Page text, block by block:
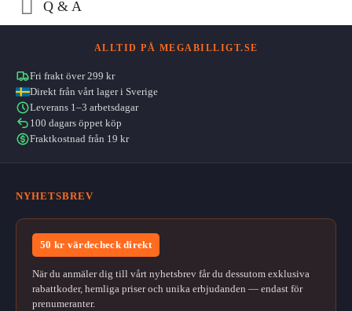
Q & A
ALLTID PÅ MEGABILLIGT.SE
Fri frakt över 299 kr
Direkt från vårt lager i Sverige
Leverans 1–3 arbetsdagar
100 dagars öppet köp
Fraktkostnad från 19 kr
NYHETSBREV
50 kr värdecheck direkt
När du anmäler dig till vårt nyhetsbrev får du dessutom exklusiva
rabattkoder, hemliga priser och unika erbjudanden — endast för
prenumeranter.